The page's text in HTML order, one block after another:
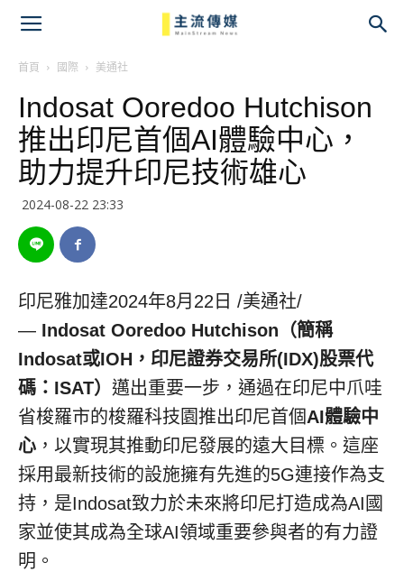
首頁 國際 美通社
Indosat Ooredoo Hutchison
推出印尼首個AI體驗中心，
助力提升印尼技術雄心
2024-08-22 23:33
印尼雅加達2024年8月22日 /美通社/
— Indosat Ooredoo Hutchison（簡稱
Indosat或IOH，印尼證券交易所(IDX)股票代
碼：ISAT） 邁出重要一步，通過在印尼中爪哇
省梭羅市的梭羅科技園推出印尼首個AI體驗中
心 ，以實現其推動印尼發展的遠大目標。這座
採用最新技術的設施擁有先進的5G連接作為支
持，是Indosat致力於未來將印尼打造成為AI國
家並使其成為全球AI領域重要參與者的有力證
明。